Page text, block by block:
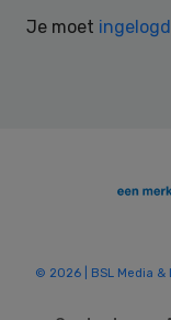
Je moet
© 2026 | BSL Media &